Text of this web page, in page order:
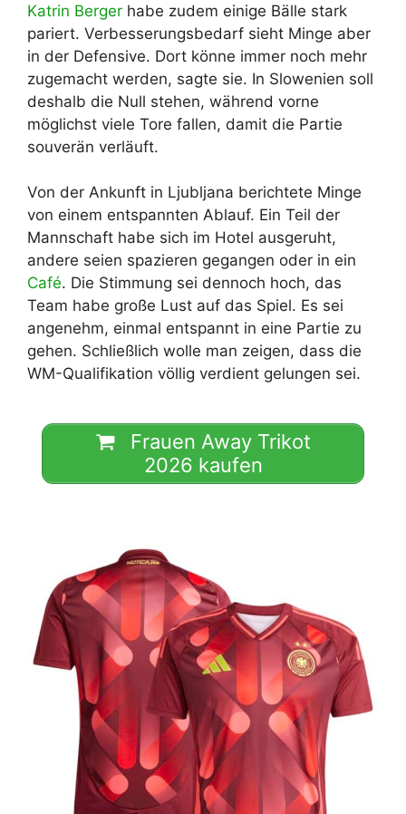
Katrin Berger habe zudem einige Bälle stark
pariert. Verbesserungsbedarf sieht Minge aber
in der Defensive. Dort könne immer noch mehr
zugemacht werden, sagte sie. In Slowenien soll
deshalb die Null stehen, während vorne
möglichst viele Tore fallen, damit die Partie
souverän verläuft.
Von der Ankunft in Ljubljana berichtete Minge
von einem entspannten Ablauf. Ein Teil der
Mannschaft habe sich im Hotel ausgeruht,
andere seien spazieren gegangen oder in ein
Café. Die Stimmung sei dennoch hoch, das
Team habe große Lust auf das Spiel. Es sei
angenehm, einmal entspannt in eine Partie zu
gehen. Schließlich wolle man zeigen, dass die
WM-Qualifikation völlig verdient gelungen sei.
Frauen Away Trikot
2026 kaufen